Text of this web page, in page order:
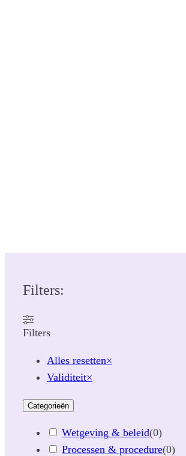
Filters:
Filters
Alles resetten×
Validiteit×
Categorieën
Wetgeving & beleid(0)
Processen & procedure(0)